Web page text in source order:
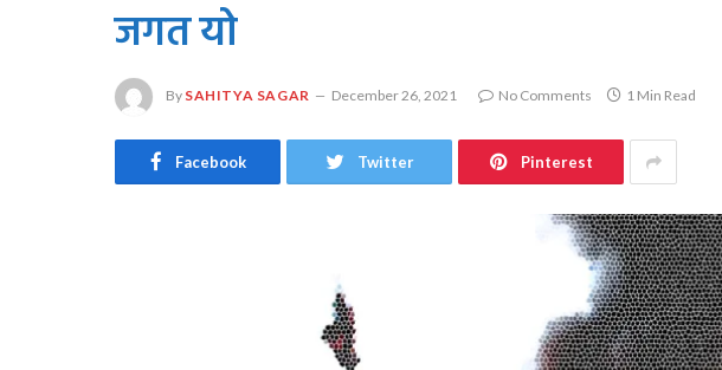
जगत यो
By SAHITYA SAGAR December 26, 2021 No Comments 1 Min Read
Facebook Twitter Pinterest